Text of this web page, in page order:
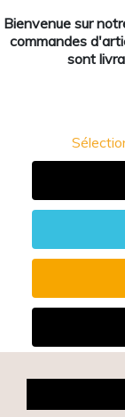
Bienvenue sur
commandes
sont